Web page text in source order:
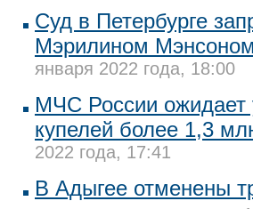
Суд в Петербурге
Мэрилином
января 2022 года, 18:00
МЧС России ожидает
купелей более 1,3
2022 года, 17:41
В Адыгее отменены